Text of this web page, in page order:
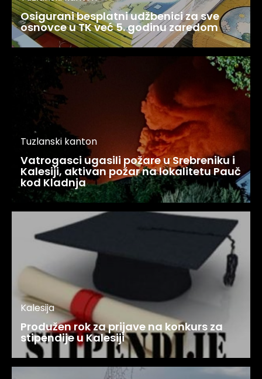
Osigurani besplatni udžbenici za sve
osnovce u TK već 5. godinu zaredom
Tuzlanski kanton
Vatrogasci ugasili požare u Srebreniku i
Kalesiji, aktivan požar na lokalitetu Pauč
kod Kladnja
Kalesija
Produžen rok za prijave na konkurs za
stipendije u Kalesiji